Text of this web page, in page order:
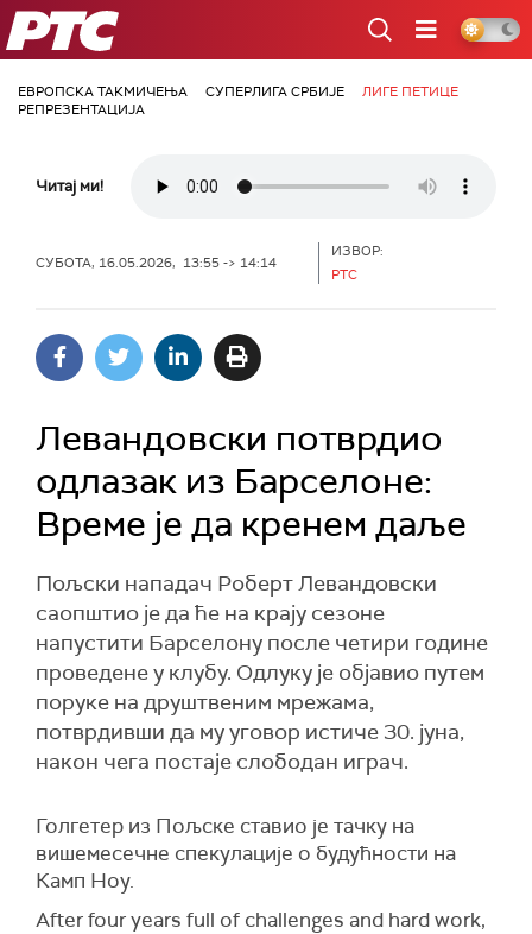
РТС
ЕВРОПСКА ТАКМИЧЕЊА СУПЕРЛИГА СРБИЈЕ
ЛИГЕ ПЕТИЦЕ
РЕПРЕЗЕНТАЦИЈА
Читај ми!
СУБОТА, 16.05.2026, 13:55 -> 14:14
ИЗВОР:
РТС
Левандовски потврдио
одлазак из Барселоне:
Време је да кренем даље
Пољски нападач Роберт Левандовски
саопштио је да ће на крају сезоне
напустити Барселону после четири године
проведене у клубу. Одлуку је објавио путем
поруке на друштвеним мрежама,
потврдивши да му уговор истиче 30. јуна,
након чега постаје слободан играч.
Голгетер из Пољске ставио је тачку на
вишемесечне спекулације о будућности на
Камп Ноу.
After four years full of challenges and hard work,